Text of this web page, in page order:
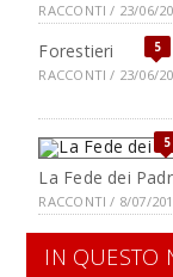
RACCONTI / 23/06/
5
Forestieri
RACCONTI / 23/06/
5
La Fede dei
RACCONTI / 8/07/
IN QUESTO